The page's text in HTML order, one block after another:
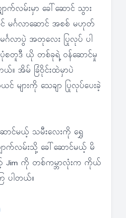
က်လမ်းမှာ ခေါ်ဆောင် သွား
င် မင်္ဂလာဆောင် အစစ် မဟုတ်
င်္ဂလာပွဲ အတုလေး ပြုလုပ် ပါ
တူဒီ ယို တစ်ခုရဲ့ ဝန်ဆောင်မှု
။ အိမ် ခြံဝိုင်းထဲမှာပဲ
များကို သေချာ ပြုလုပ်ပေးခဲ့
ောင်မယ့် သမီးလေးကို ရွှေ
က်လမ်းသို့ ခေါ်ဆောင်မယ့် မိ
ယ့် Jim ကို တစ်ကမ္ဘာလုံးက ကိုယ်
ြ ပါတယ်။